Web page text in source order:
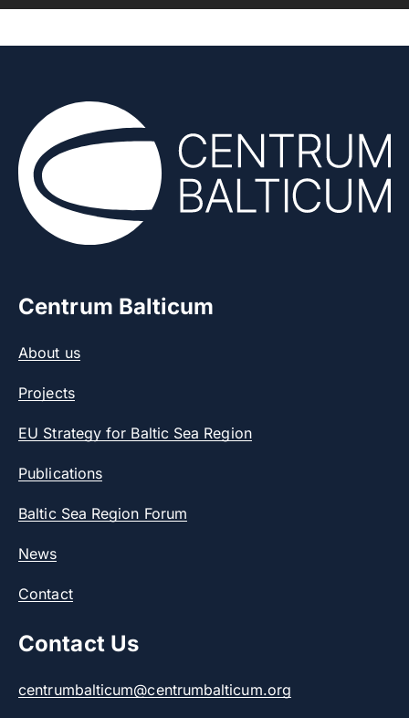
Centrum Balticum
About us
Projects
EU Strategy for Baltic Sea Region
Publications
Baltic Sea Region Forum
News
Contact
Contact Us
centrumbalticum@centrumbalticum.org